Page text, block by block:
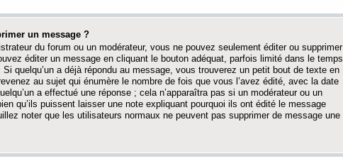
un message ?
du forum ou un modérateur, vous ne pouvez seulement éditer ou supprimer
éditer un message en cliquant le bouton adéquat, parfois limité dans le temps
quelqu’un a déjà répondu au message, vous trouverez un petit bout de texte en
au sujet qui énumère le nombre de fois que vous l’avez édité, avec la date
a effectué une réponse ; cela n’apparaîtra pas si un modérateur ou un
qu’ils puissent laisser une note expliquant pourquoi ils ont édité le message
noter que les utilisateurs normaux ne peuvent pas supprimer de message une